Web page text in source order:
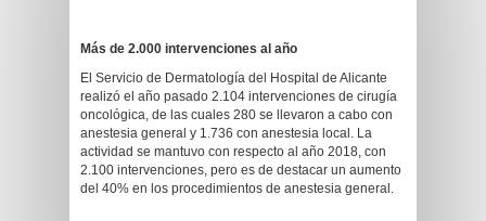
Más de 2.000 intervenciones al año
El Servicio de Dermatología del Hospital de Alicante
realizó el año pasado 2.104 intervenciones de cirugía
oncológica, de las cuales 280 se llevaron a cabo con
anestesia general y 1.736 con anestesia local. La
actividad se mantuvo con respecto al año 2018, con
2.100 intervenciones, pero es de destacar un aumento
del 40% en los procedimientos de anestesia general.